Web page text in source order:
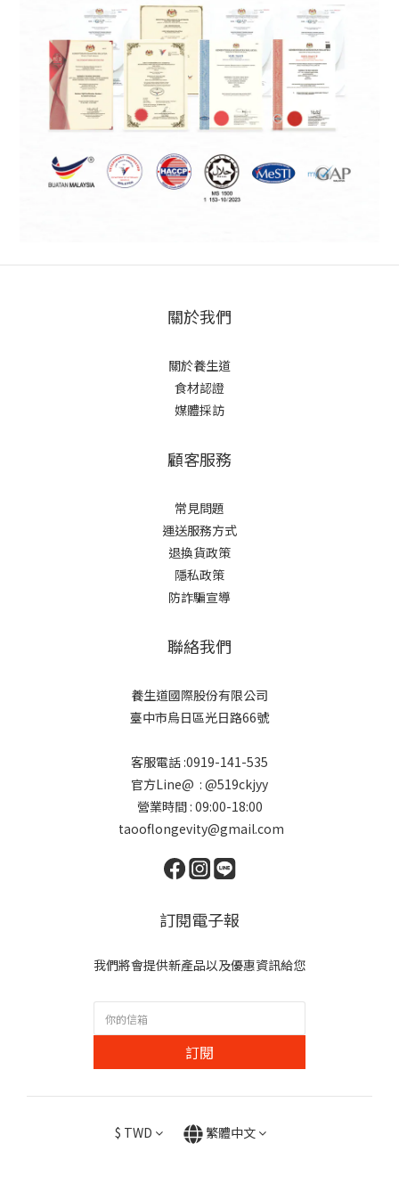
關於我們
關於養生道
食材認證
媒體採訪
顧客服務
常見問題
運送服務方式
退換貨政策
隱私政策
防詐騙宣導
聯絡我們
養生道國際股份有限公司
臺中市烏日區光日路66號
客服電話 :0919-141-535
官方Line@ : @519ckjyy
營業時間 : 09:00-18:00
taooflongevity@gmail.com
訂閱電子報
我們將會提供新產品以及優惠資訊給您
訂閱
$ TWD 繁體中文